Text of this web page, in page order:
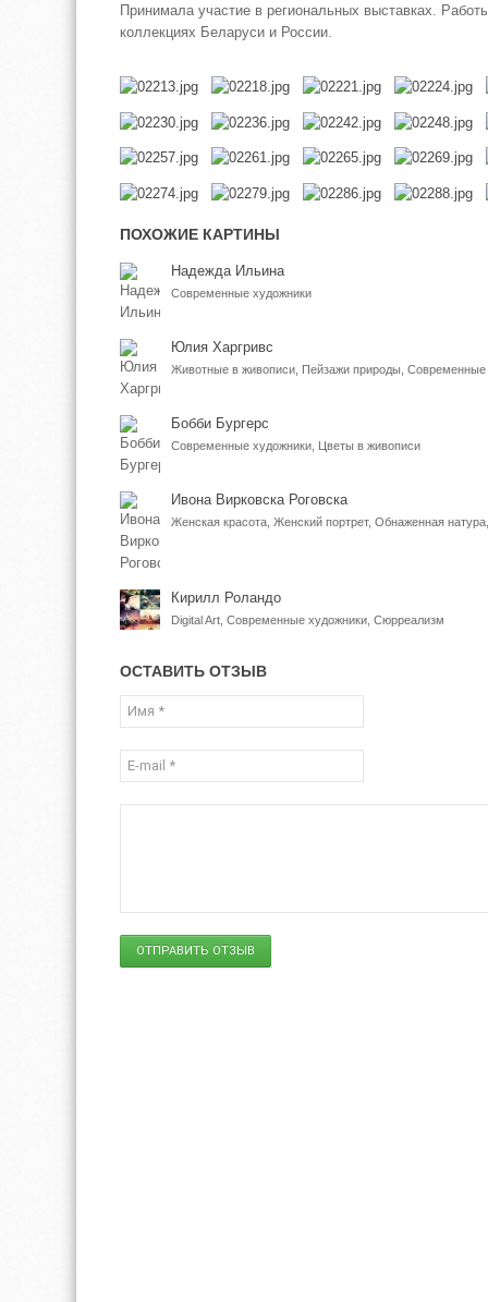
Принимала участие в региональных выставках.
коллекциях Беларуси и России.
ПОХОЖИЕ КАРТИНЫ
Надежда Ильина
Современные художники
Юлия Харгривс
Бобби Бургерс
Современные художники, Цветы в живописи
Ивона Вирковска Роговска
Кирилл Роландо
Digital Art, Современные художники, Сюрреализм
ОСТАВИТЬ ОТЗЫВ
ОТПРАВИТЬ ОТЗЫВ